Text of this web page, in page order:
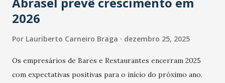
2026
Por Lauriberto Carneiro Braga dezembro 25, 2025
Os empresários de Bares e Restaurantes encerram 2025
com expectativas positivas para o início do próximo ano.